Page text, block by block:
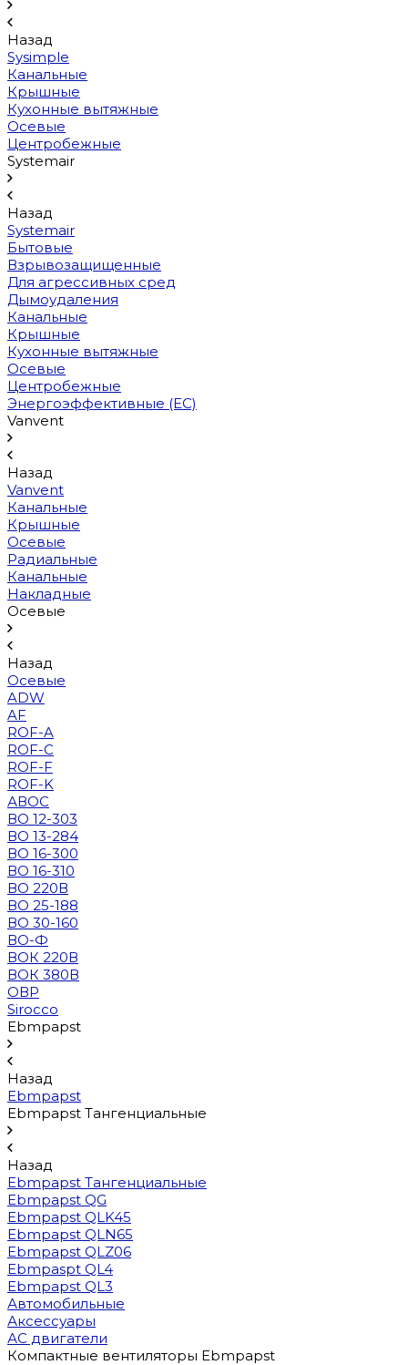
Назад
Sysimple
Канальные
Крышные
Кухонные вытяжные
Осевые
Центробежные
Systemair
Назад
Systemair
Бытовые
Взрывозащищенные
Для агрессивных сред
Дымоудаления
Канальные
Крышные
Кухонные вытяжные
Осевые
Центробежные
Энергоэффективные (EC)
Vanvent
Назад
Vanvent
Канальные
Крышные
Осевые
Радиальные
Канальные
Накладные
Осевые
Назад
Осевые
ADW
AF
ROF-A
ROF-C
ROF-F
ROF-K
АВОС
ВО 12-303
ВО 13-284
ВО 16-300
ВО 16-310
ВО 220В
ВО 25-188
ВО 30-160
ВО-Ф
ВОК 220В
ВОК 380В
ОВР
Sirocco
Ebmpapst
Назад
Ebmpapst
Ebmpapst Тангенциальные
Назад
Ebmpapst Тангенциальные
Ebmpapst QG
Ebmpapst QLK45
Ebmpapst QLN65
Ebmpapst QLZ06
Ebmpaspt QL4
Ebmpapst QL3
Автомобильные
Аксессуары
АС двигатели
Компактные вентиляторы Ebmpapst